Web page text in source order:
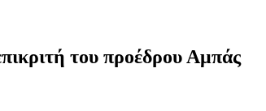
του προέδρου Αμπάς